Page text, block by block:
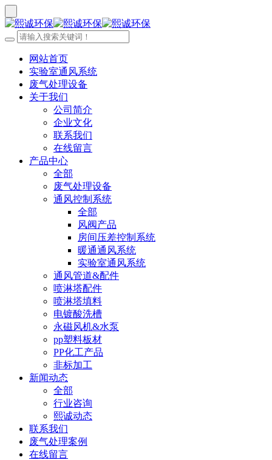
网站首页
实验室通风系统
废气处理设备
关于我们
公司简介
企业文化
联系我们
在线留言
产品中心
全部
废气处理设备
通风控制系统
全部
风阀产品
房间压差控制系统
暖通通风系统
实验室通风系统
通风管道&配件
喷淋塔配件
喷淋塔填料
电镀酸洗槽
永磁风机&水泵
pp塑料板材
PP化工产品
非标加工
新闻动态
全部
行业咨询
熙诚动态
联系我们
废气处理案例
在线留言